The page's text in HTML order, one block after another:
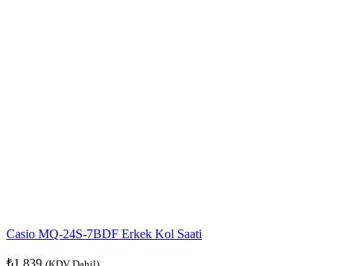
Casio MQ-24S-7BDF Erkek Kol Saati
₺1.839